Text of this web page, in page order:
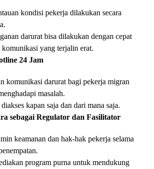
kondisi pekerja dilakukan secara
darurat bisa dilakukan dengan cepat
komunikasi yang terjalin erat.
24 Jam
komunikasi darurat bagi pekerja migran
masalah.
kapan saja dan dari mana saja.
sebagai Regulator dan Fasilitator
keamanan dan hak-hak pekerja selama
program purna untuk mendukung